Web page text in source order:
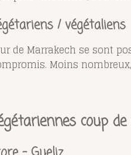
/ végétaliens
de Marrakech se sont
Moins
coup